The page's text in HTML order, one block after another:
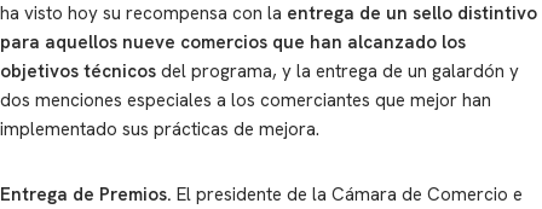
ha visto hoy su recompensa con la entrega de un sello distintivo
para aquellos nueve comercios que han alcanzado los
objetivos técnicos del programa, y la entrega de un galardón y
dos menciones especiales a los comerciantes que mejor han
implementado sus prácticas de mejora.
Entrega de Premios. El presidente de la Cámara de Comercio e